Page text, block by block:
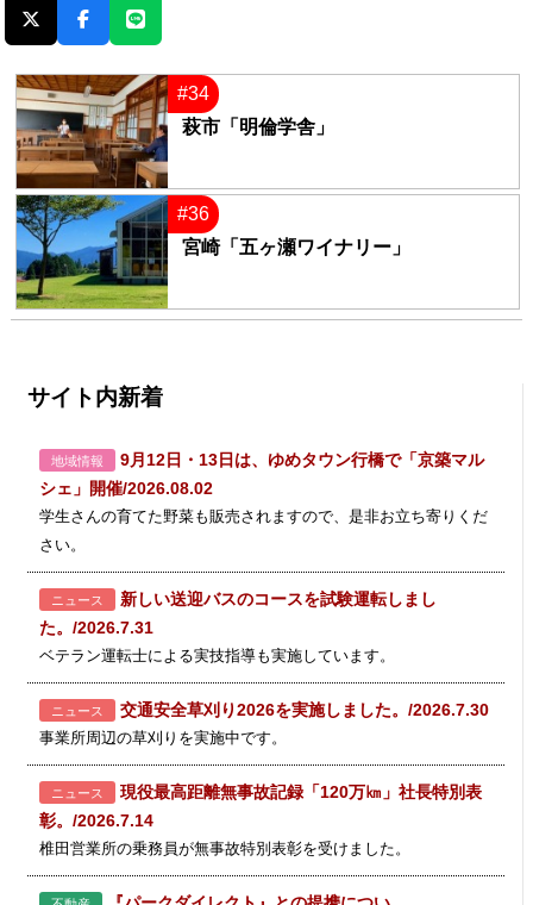
#34
萩市「明倫学舎」
#36
宮崎「五ヶ瀬ワイナリー」
サイト内新着
地域情報
9月12日・13日は、ゆめタウン行橋で「京築マル
シェ」開催/2026.08.02
学生さんの育てた野菜も販売されますので、是非お立ち寄りくだ
さい。
ニュース
新しい送迎バスのコースを試験運転しまし
た。/2026.7.31
ベテラン運転士による実技指導も実施しています。
ニュース 交通安全草刈り2026を実施しました。/2026.7.30
事業所周辺の草刈りを実施中です。
ニュース
現役最高距離無事故記録「120万㎞」社長特別表
彰。/2026.7.14
椎田営業所の乗務員が無事故特別表彰を受けました。